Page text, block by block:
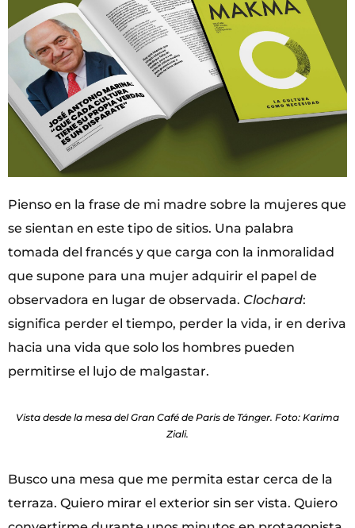
Pienso en la frase de mi madre sobre la mujeres que
se sientan en este tipo de sitios. Una palabra
tomada del francés y que carga con la inmoralidad
que supone para una mujer adquirir el papel de
observadora en lugar de observada. Clochard:
significa perder el tiempo, perder la vida, ir en deriva
hacia una vida que solo los hombres pueden
permitirse el lujo de malgastar.
Vista desde la mesa del Gran Café de Paris de Tánger. Foto: Karima
Ziali.
Busco una mesa que me permita estar cerca de la
terraza. Quiero mirar el exterior sin ser vista. Quiero